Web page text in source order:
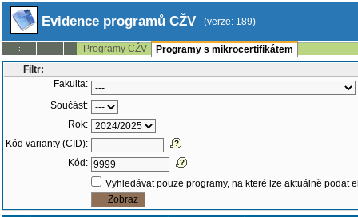
Evidence programů CŽV (verze: 189)
--:-- Programy CŽV
Programy s mikrocertifikátem
Filtr:
Fakulta:
Součást:
Rok:
Kód varianty (CID):
Kód:
Vyhledávat pouze programy, na které lze aktuálně podat